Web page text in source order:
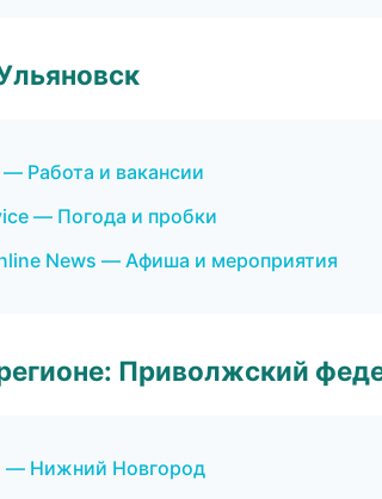
Работа и вакансии
— Погода и пробки
News — Афиша и мероприятия
Приволжский
— Нижний Новгород